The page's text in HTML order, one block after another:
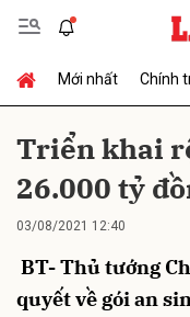
Mới nhất Chính
Triển khai
26.000 tỷ
03/08/2021 12:40
BT- Thủ tướng
quyết về gói an
Gửi bình luận